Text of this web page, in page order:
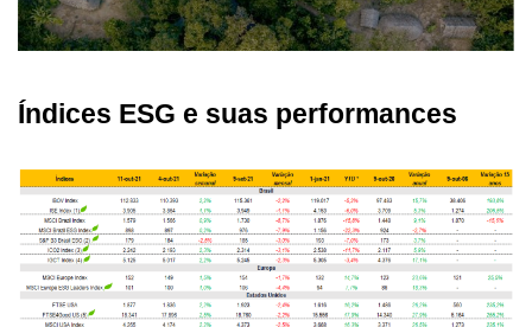
Índices ESG e suas performances